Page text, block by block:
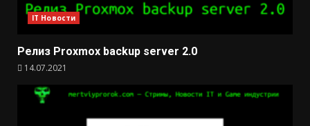
IT Новости
Релиз Proxmox backup server 2.0
14.07.2021